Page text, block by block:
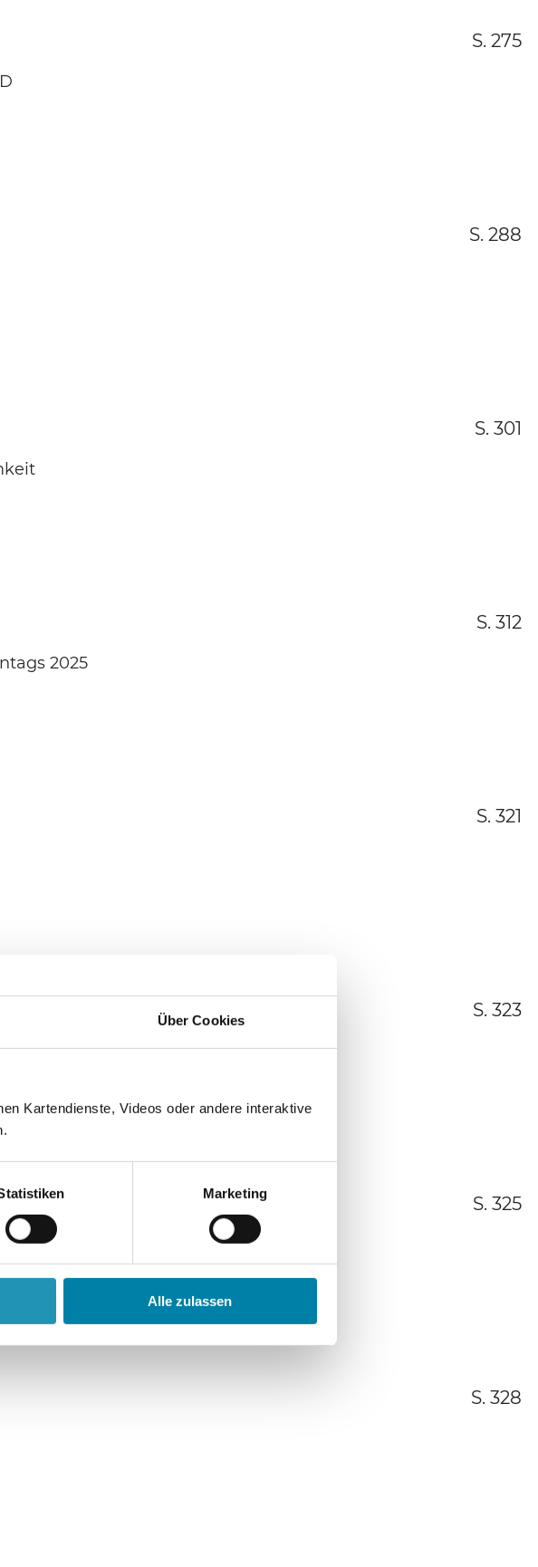
Über Cookies
Kartendienste, Videos oder andere interaktive
Marketing
Alle zulassen
S. 275
S. 288
S. 301
S. 312
2025
S. 321
S. 323
S. 325
S. 328